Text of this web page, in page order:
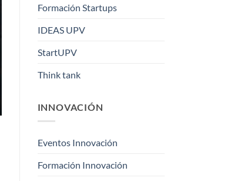
Formación Startups
IDEAS UPV
StartUPV
Think tank
INNOVACIÓN
Eventos Innovación
Formación Innovación